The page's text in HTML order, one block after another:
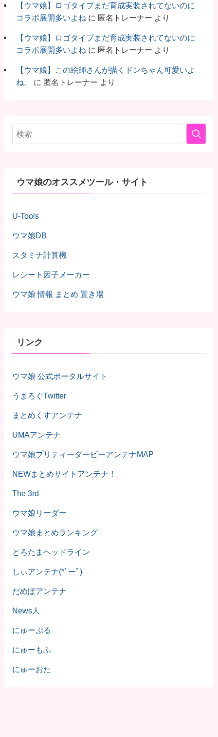
【ウマ娘】ロゴタイプまだ育成実装されてないのに
コラボ展開多いよね に 匿名トレーナー より
【ウマ娘】ロゴタイプまだ育成実装されてないのに
コラボ展開多いよね に 匿名トレーナー より
【ウマ娘】この絵師さんが描くドンちゃん可愛いよ
ね。
に 匿名トレーナー より
ウマ娘のオススメツール・サイト
U-Tools
ウマ娘DB
スタミナ計算機
レシート因子メーカー
ウマ娘 情報 まとめ 置き場
リンク
ウマ娘 公式ポータルサイト
うまろぐTwitter
まとめくすアンテナ
UMAアンテナ
ウマ娘プリティーダービーアンテナMAP
NEWまとめサイトアンテナ！
The 3rd
ウマ娘リーダー
ウマ娘まとめランキング
とろたまヘッドライン
しぃアンテナ(*ﾟーﾟ)
だめぽアンテナ
News人
にゅーぷる
にゅーもふ
にゅーおた